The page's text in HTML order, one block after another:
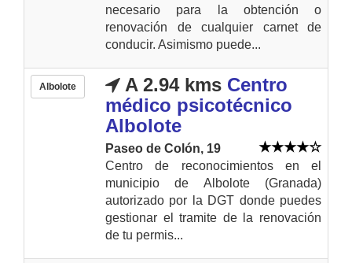
necesario para la obtención o
renovación de cualquier carnet de
conducir. Asimismo puede...
Albolote A 2.94 kms Centro
médico psicotécnico
Albolote
Paseo de Colón, 19
Centro de reconocimientos en el
municipio de Albolote (Granada)
autorizado por la DGT donde puedes
gestionar el tramite de la renovación
de tu permis...